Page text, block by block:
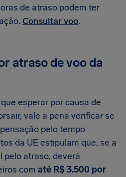
de atraso podem ter
Consultar voo.
atraso de voo da
esperar por causa de
vale a pena verificar se
pelo tempo
da UE estipulam que, se a
pelo atraso, deverá
com até R$ 3.500 por